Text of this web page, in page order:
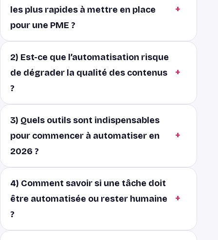
les plus rapides à mettre en place
pour une PME ?
2) Est-ce que l’automatisation risque
de dégrader la qualité des contenus
?
3) Quels outils sont indispensables
pour commencer à automatiser en
2026 ?
4) Comment savoir si une tâche doit
être automatisée ou rester humaine
?